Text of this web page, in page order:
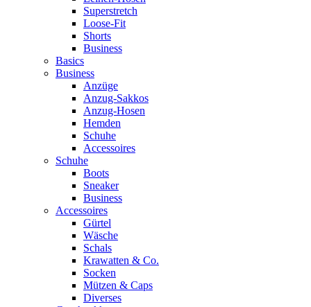
Superstretch
Loose-Fit
Shorts
Business
Basics
Business
Anzüge
Anzug-Sakkos
Anzug-Hosen
Hemden
Schuhe
Accessoires
Schuhe
Boots
Sneaker
Business
Accessoires
Gürtel
Wäsche
Schals
Krawatten & Co.
Socken
Mützen & Caps
Diverses